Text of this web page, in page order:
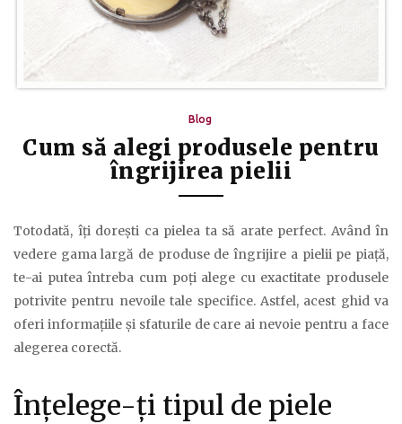
Blog
Cum să alegi produsele pentru
îngrijirea pielii
Totodată, îți dorești ca pielea ta să arate perfect. Având în
vedere gama largă de produse de îngrijire a pielii pe piață,
te-ai putea întreba cum poți alege cu exactitate produsele
potrivite pentru nevoile tale specifice. Astfel, acest ghid va
oferi informațiile și sfaturile de care ai nevoie pentru a face
alegerea corectă.
Înțelege-ți tipul de piele